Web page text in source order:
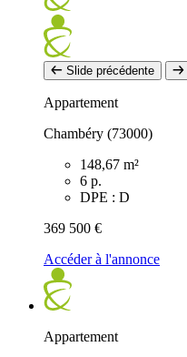
Slide précédente
Appartement
Chambéry (73000)
148,67 m²
6 p.
DPE : D
369 500 €
Accéder à l'annonce
Appartement